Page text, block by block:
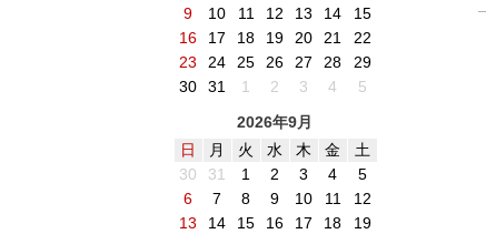
9
10 11 12 13 14
15
16
17 18 19 20 21
22
23
24 25 26 27 28
29
30
31 1 2 3 4
5
2026年9月
日
月 火 水 木 金
土
30
31 1 2 3 4
5
6
7 8 9 10 11
12
13
14 15 16 17 18
19